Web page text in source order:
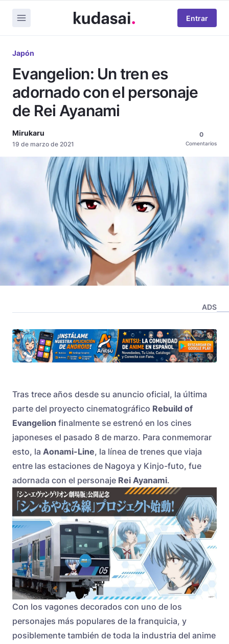
Entrar
Japón
Evangelion: Un tren es
adornado con el personaje
de Rei Ayanami
Mirukaru
19 de marzo de 2021
0
Comentarios
ADS
Tras trece años desde su anuncio oficial, la última
parte del proyecto cinematográfico Rebuild of
Evangelion finalmente se estrenó en los cines
japoneses el pasado 8 de marzo. Para conmemorar
esto, la Aonami-Line, la línea de trenes que viaja
entre las estaciones de Nagoya y Kinjo-futo, fue
adornada con el personaje Rei Ayanami.
Con los vagones decorados con uno de los
personajes más populares de la franquicia, y
posiblemente también de toda la industria del anime